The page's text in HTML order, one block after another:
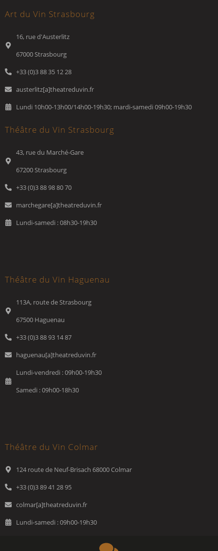
Art du Vin Strasbourg
16, rue d'Austerlitz
67000 Strasbourg
+33 (0)3 88 35 12 28
austerlitz[a]theatreduvin.fr
Lundi 10h00-13h00/14h00-19h30; mardi-samedi 09h00-19h30
Théâtre du Vin Strasbourg
43, rue du Marché-Gare
67200 Strasbourg
+33 (0)3 88 98 80 70
marchegare[a]theatreduvin.fr
Lundi-samedi : 08h30-19h30
Théâtre du Vin Haguenau
113A, route de Strasbourg
67500 Haguenau
+33 (0)3 88 93 14 87
haguenau[a]theatreduvin.fr
Lundi-vendredi : 09h00-19h30
Samedi : 09h00-18h30
Théâtre du Vin Colmar
124 route de Neuf-Brisach 68000 Colmar
+33 (0)3 89 41 28 95
colmar[a]theatreduvin.fr
Lundi-samedi : 09h00-19h30